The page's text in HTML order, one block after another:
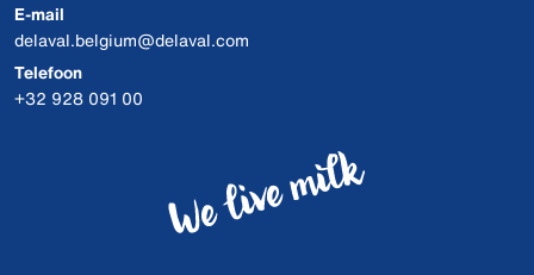
E-mail
delaval.belgium@delaval.com
Telefoon
+32 928 091 00